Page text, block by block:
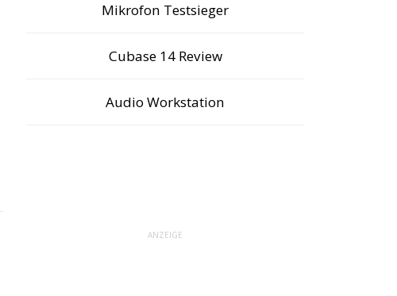
Mikrofon Testsieger
Cubase 14 Review
Audio Workstation
ANZEIGE